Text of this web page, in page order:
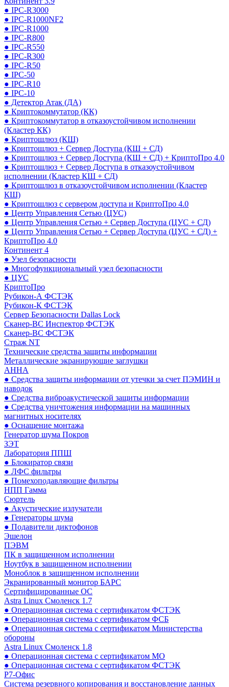
● IPC-R3000
● IPC-R1000NF2
● IPC-R1000
● IPC-R800
● IPC-R550
● IPC-R300
● IPC-R50
● IPC-50
● IPC-R10
● IPC-10
● Детектор Атак (ДА)
● Криптокоммутатор (КК)
● Криптокоммутатор в отказоустойчивом исполнении
(Кластер КК)
● Криптошлюз (КШ)
● Криптошлюз + Сервер Доступа (КШ + СД)
● Криптошлюз + Сервер Доступа (КШ + СД) + КриптоПро 4.0
● Криптошлюз + Сервер Доступа в отказоустойчивом
исполнении (Кластер КШ + СД)
● Криптошлюз в отказоустойчивом исполнении (Кластер
КШ)
● Криптошлюз с сервером доступа и КриптоПро 4.0
● Центр Управления Сетью (ЦУС)
● Центр Управления Сетью + Сервер Доступа (ЦУС + СД)
● Центр Управления Сетью + Сервер Доступа (ЦУС + СД) +
КриптоПро 4.0
Континент 4
● Узел безопасности
● Многофункциональный узел безопасности
● ЦУС
КриптоПро
Рубикон-А ФСТЭК
Рубикон-К ФСТЭК
Сервер Безопасности Dallas Lock
Сканер-ВС Инспектор ФСТЭК
Сканер-ВС ФСТЭК
Страж NT
Технические средства защиты информации
Металлические экранирующие заглушки
АННА
● Средства защиты информации от утечки за счет ПЭМИН и
наводок
● Средства виброакустической защиты информации
● Средства уничтожения информации на машинных
магнитных носителях
● Оснащение монтажа
Генератор шума Покров
ЗЭТ
Лаборатория ППШ
● Блокиратор связи
● ЛФС фильтры
● Помехоподавляющие фильтры
НПП Гамма
Сюртель
● Акустические излучатели
● Генераторы шума
● Подавители диктофонов
Эшелон
ПЭВМ
ПК в защищенном исполнении
Ноутбук в защищенном исполнении
Моноблок в защищенном исполнении
Экранированный монитор БАРС
Сертифицированные ОС
Astra Linux Смоленск 1.7
● Операционная система с сертификатом ФСТЭК
● Операционная система с сертификатом ФСБ
● Операционная система с сертификатом Министерства
обороны
Astra Linux Смоленск 1.8
● Операционная система с сертификатом МО
● Операционная система с сертификатом ФСТЭК
Р7-Офис
Система резервного копирования и восстановление данных